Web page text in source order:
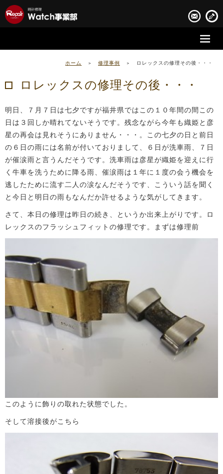
時計修理実績
会社案内
ホーム > 修理事例 > ロレックスの修理その後・・・
ロレックスの修理その後・・・
明日、７月７日は七夕ですが福井県ではこの１０年間の間この
日は３回しか晴れてないそうです。残念ながら今年も織姫と彦
星の再会は見れそうにありません・・・。この七夕の日と前日
の６日の雨には名前が付いておりまして、６日が洗車雨、７日
が催涙雨と言うんだそうです。洗車雨は彦星が織姫を迎えに行
く牛車を洗うために降る雨、催涙雨は１年に１度の会う機会を
逃したために流す二人の涙なんだそうです、こういう話を聞く
と今日と明日の雨もなんだか許せるような気がしてきます。
さて、本日の修理は昨日の続き、というか出来上がりです。ロ
レックスのフラッシュフィットの修理です。まずは修理前
このように飾りの取れた状態でした。
そして溶接後がこちら